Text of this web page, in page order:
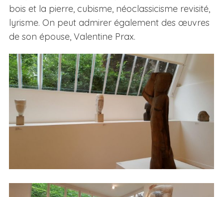
bois et la pierre, cubisme, néoclassicisme revisité,
lyrisme. On peut admirer également des œuvres
de son épouse, Valentine Prax.